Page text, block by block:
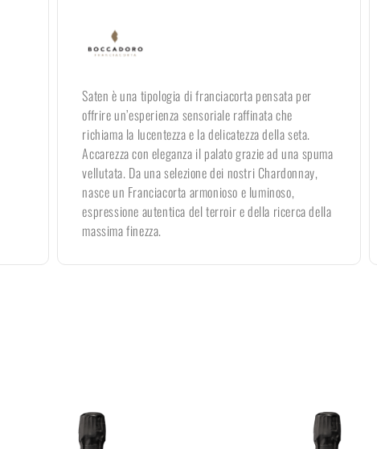
Saten è una tipologia di franciacorta pensata per
offrire un’esperienza sensoriale raffinata che
richiama la lucentezza e la delicatezza della seta.
Accarezza con eleganza il palato grazie ad una spuma
vellutata. Da una selezione dei nostri Chardonnay,
nasce un Franciacorta armonioso e luminoso,
espressione autentica del terroir e della ricerca della
massima finezza.